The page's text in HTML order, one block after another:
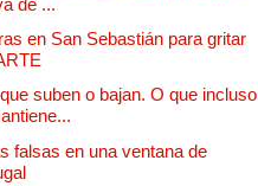
de ...
en San Sebastián para gritar
suben o bajan. O que incluso
falsas en una ventana de